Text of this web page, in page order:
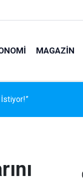
MAGAZIN
NAZİK